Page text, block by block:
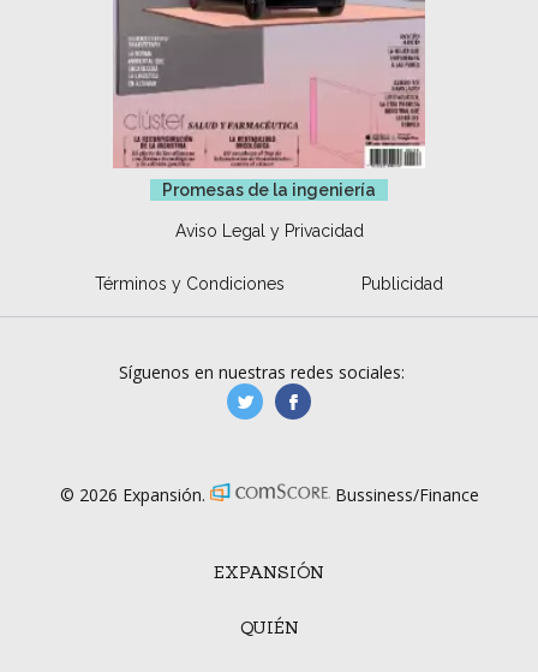
Promesas de la ingeniería
Aviso Legal y Privacidad
Términos y Condiciones Publicidad
EXPANSIÓN
QUIÉN
Síguenos en nuestras redes sociales:
manufacturaGE
© 2026 Expansión. Bussiness/Finance